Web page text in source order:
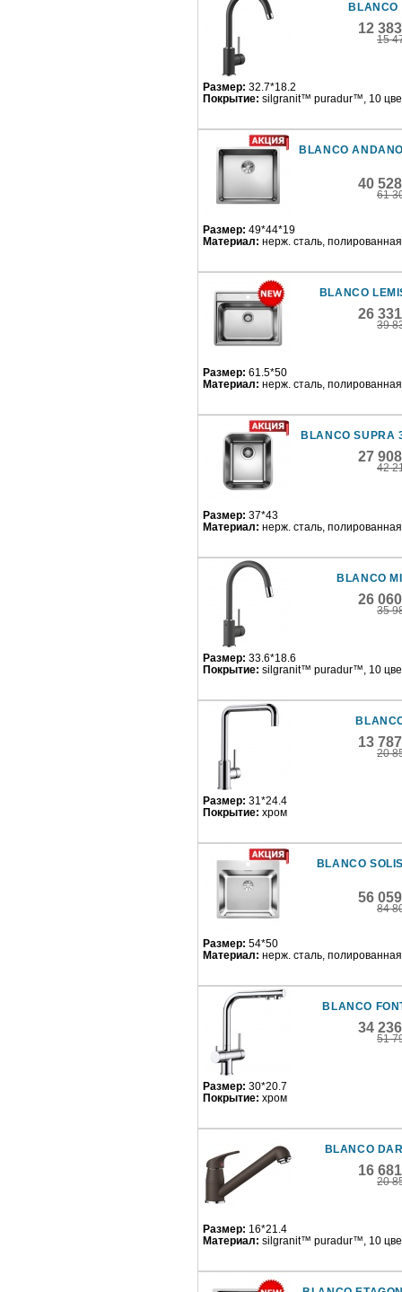
BLANCO
12
15
Размер: 32.7*18.2
Покрытие: silgranit™ puradur™, 10
BLANCO
40
61
Размер: 49*44*19
Материал: нерж. сталь, полированная
BLANCO
26
39
Размер: 61.5*50
Материал: нерж. сталь, полированная
BLANCO SUPRA
27
42
Размер: 37*43
Материал: нерж. сталь, полированная
BLANCO
26
35
Размер: 33.6*18.6
Покрытие: silgranit™ puradur™, 10
13
20
Размер: 31*24.4
Покрытие: хром
BLANCO
56
84
Размер: 54*50
Материал: нерж. сталь, полированная
BLANCO
34
51
Размер: 30*20.7
Покрытие: хром
BLANCO
16
20
Размер: 16*21.4
Материал: silgranit™ puradur™, 10